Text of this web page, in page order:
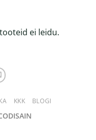
ei leidu.
KKK BLOGI